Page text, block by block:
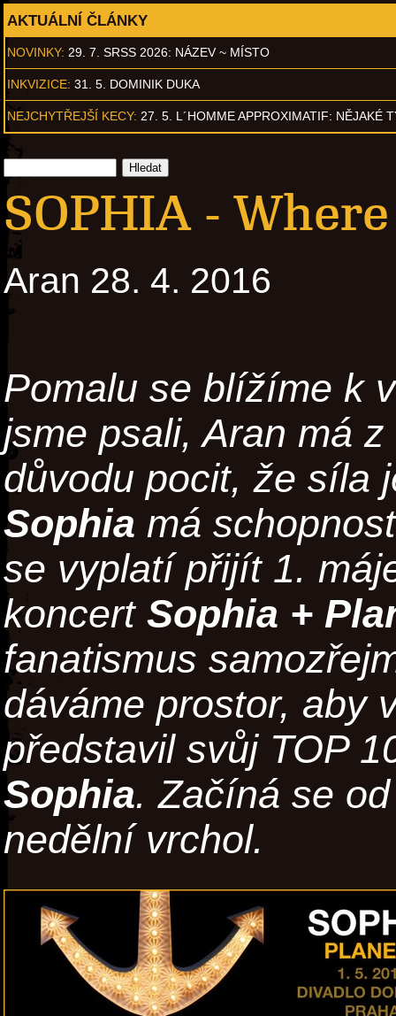
AKTUÁLNÍ ČLÁNKY
NOVINKY: 29. 7. SRSS 2026: NÁZEV ~ MÍSTO
INKVIZICE: 31. 5. DOMINIK DUKA
NEJCHYTŘEJŠÍ KECY: 27. 5. L´HOMME APPROXIMATIF: NĚJAKÉ
SOPHIA -
Aran 28. 4. 2016
Pomalu se blížíme k
jsme psali, Aran má
důvodu pocit, že síla
Sophia má
se vyplatí přijít 1.
koncert Sophia +
fanatismus
dáváme prostor, aby
představil svůj TOP
Sophia. Začíná se
nedělní vrchol.